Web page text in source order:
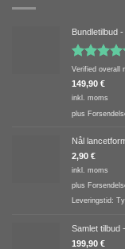
Bundletilbud
Vurderet
5.00ud af
5
Verified overall
149,90 €
inkl. moms
plus
Nål
2,90 €
inkl. moms
plus
Leveringstid:
Samlet tilbud
199,90 €